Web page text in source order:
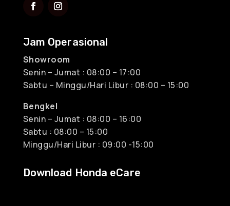
Jam Operasional
Showroom
Senin – Jumat : 08:00 – 17:00
Sabtu – Minggu/Hari Libur : 08:00 – 15:00
Bengkel
Senin – Jumat : 08:00 – 16:00
Sabtu : 08:00 – 15:00
Minggu/Hari Libur : 09:00 -15:00
Download Honda eCare